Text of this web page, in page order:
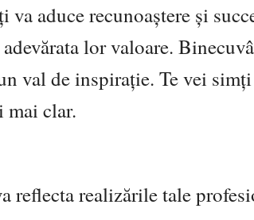
aduce recunoaștere și
lor valoare.
val de inspirație. Te vei
mai clar.
reflecta realizările tale